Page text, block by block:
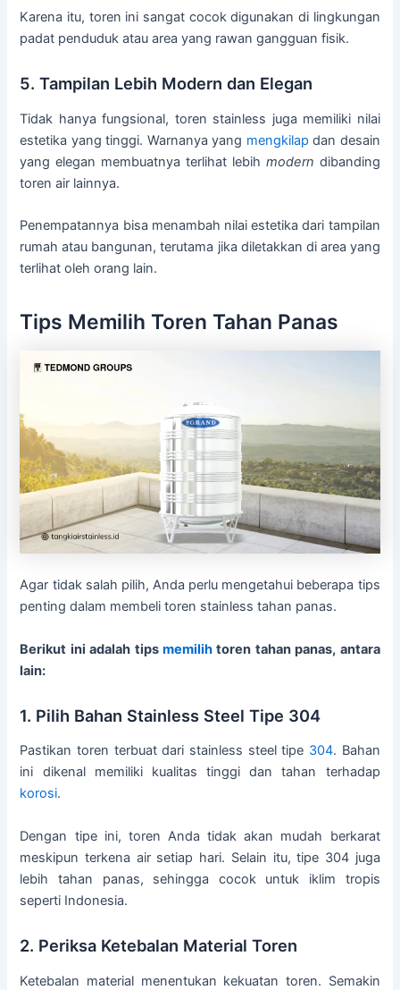
Karena itu, toren ini sangat cocok digunakan di lingkungan
padat penduduk atau area yang rawan gangguan fisik.
5. Tampilan Lebih Modern dan Elegan
Tidak hanya fungsional, toren stainless juga memiliki nilai
estetika yang tinggi. Warnanya yang mengkilap dan desain
yang elegan membuatnya terlihat lebih modern dibanding
toren air lainnya.
Penempatannya bisa menambah nilai estetika dari tampilan
rumah atau bangunan, terutama jika diletakkan di area yang
terlihat oleh orang lain.
Tips Memilih Toren Tahan Panas
Agar tidak salah pilih, Anda perlu mengetahui beberapa tips
penting dalam membeli toren stainless tahan panas.
Berikut ini adalah tips memilih toren tahan panas, antara
lain:
1. Pilih Bahan Stainless Steel Tipe 304
Pastikan toren terbuat dari stainless steel tipe 304. Bahan
ini dikenal memiliki kualitas tinggi dan tahan terhadap
korosi.
Dengan tipe ini, toren Anda tidak akan mudah berkarat
meskipun terkena air setiap hari. Selain itu, tipe 304 juga
lebih tahan panas, sehingga cocok untuk iklim tropis
seperti Indonesia.
2. Periksa Ketebalan Material Toren
Ketebalan material menentukan kekuatan toren. Semakin